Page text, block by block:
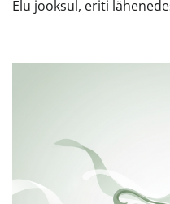
Elu jooksul, eriti